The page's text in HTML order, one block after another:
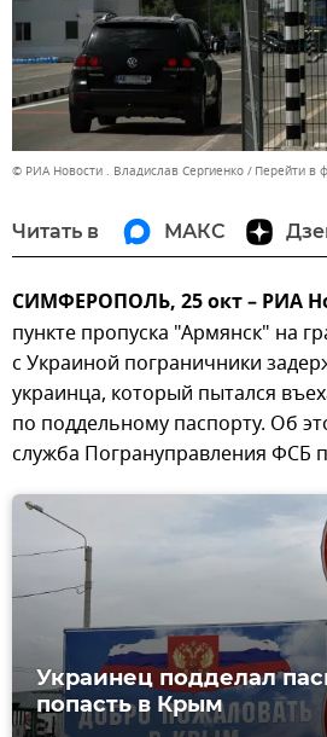
© РИА Новости . Владислав Сергиенко Перейти в
Читать в МАКС
СИМФЕРОПОЛЬ, 25 окт – РИА
пункте пропуска "Армянск" на
с Украиной пограничники
украинца, который пытался
по поддельному паспорту. Об
служба Погрануправления ФСБ
Украинец подделал
попасть в Крым